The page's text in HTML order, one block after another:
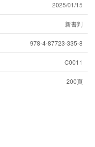
2025/01/15
新書判
978-4-87723-335-8
C0011
200頁